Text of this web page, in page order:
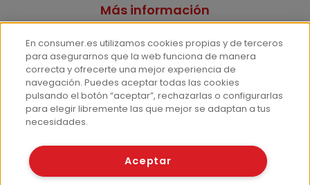
Más información
Hemeroteca
Contacto
Prensa
Corpus Lingüístico Consumer
© Fundación EROSKI
En consumer.es utilizamos cookies propias y de terceros
para asegurarnos que la web funciona de manera
correcta y ofrecerte una mejor experiencia de
navegación. Puedes aceptar todas las cookies
pulsando el botón “aceptar”, rechazarlas o configurarlas
para elegir libremente las que mejor se adaptan a tus
necesidades.
Aceptar